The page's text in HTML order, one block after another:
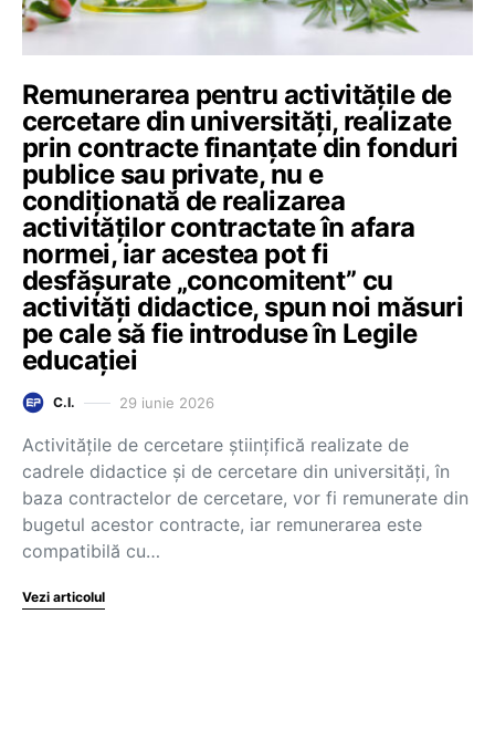
Remunerarea pentru activitățile de
cercetare din universități, realizate
prin contracte finanțate din fonduri
publice sau private, nu e
condiționată de realizarea
activităților contractate în afara
normei, iar acestea pot fi
desfășurate „concomitent” cu
activități didactice, spun noi măsuri
pe cale să fie introduse în Legile
educației
C.I. 29 iunie 2026
Activitățile de cercetare științifică realizate de
cadrele didactice și de cercetare din universități, în
baza contractelor de cercetare, vor fi remunerate din
bugetul acestor contracte, iar remunerarea este
compatibilă cu…
Vezi articolul